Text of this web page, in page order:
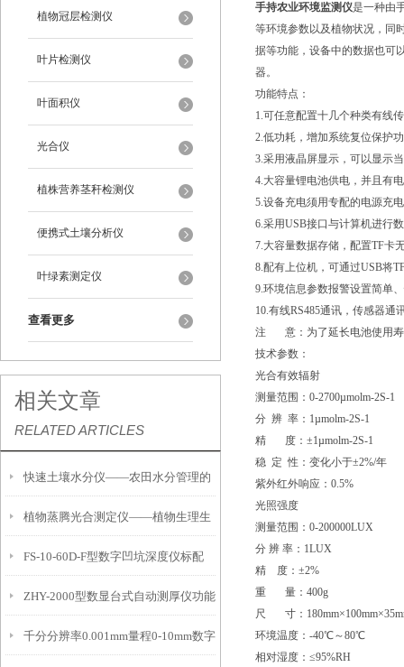
植物冠层检测仪
叶片检测仪
叶面积仪
光合仪
植株营养茎秆检测仪
便携式土壤分析仪
叶绿素测定仪
查看更多
相关文章
RELATED ARTICLES
快速土壤水分仪——农田水分管理的
便携式检测工具
植物蒸腾光合测定仪——植物生理生
态的实时监测设备
FS-10-60D-F型数字凹坑深度仪标配
IP54级表头分辨率0.01mm量程
10mm！
ZHY-2000型数显台式自动测厚仪功能
特点
千分分辨率0.001mm量程0-10mm数字
手持农业环境监测仪是一种由
等环境参数以及植物状况，同
据等功能，设备中的数据也可
器。
功能特点：
1.可任意配置十几个种类有线
2.低功耗，增加系统复位保护
3.采用液晶屏显示，可以显示
4.大容量锂电池供电，并且有
5.设备充电须用专配的电源充
6.采用USB接口与计算机进行
7.大容量数据存储，配置TF卡
8.配有上位机，可通过USB将
9.环境信息参数报警设置简单
10.有线RS485通讯，传感器通
注 意：为了延长电池使用寿
技术参数：
光合有效辐射
测量范围：0-2700µmolm-2S-1
分 辨 率：1µmolm-2S-1
精 度：±1µmolm-2S-1
稳 定 性：变化小于±2%/年
紫外红外响应：0.5%
光照强度
测量范围：0-200000LUX
分 辨 率：1LUX
精 度：±2%
重 量：400g
尺 寸：
环境温度：-40℃～80℃
相对湿度：≤95%RH